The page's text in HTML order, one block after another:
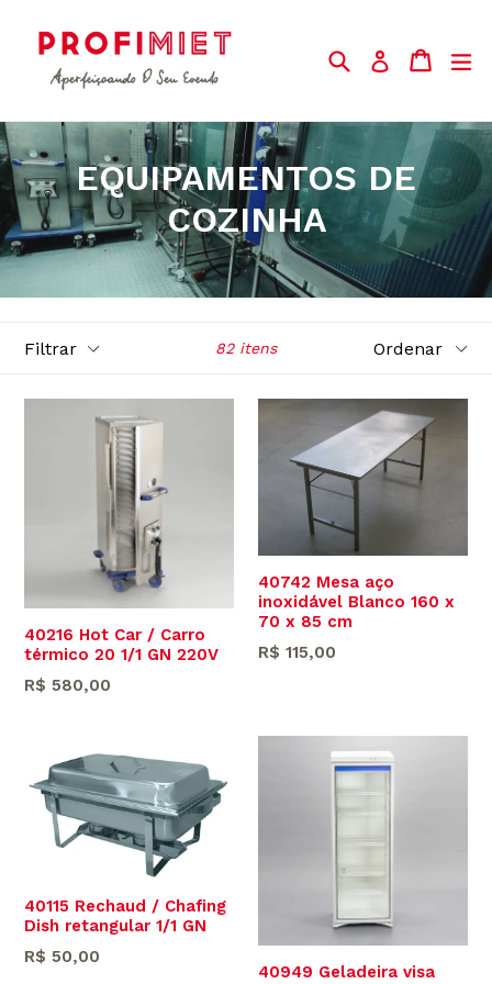
Conteúdo
BuscarEntrar
EQUIPAMENTOS DE
COZINHA
82 itens
40216 Hot Car / Carro
térmico 20 1/1 GN 220V
Preço
R$ 580,00
40742 Mesa aço
inoxidável Blanco 160 x
70 x 85 cm
Preço
R$ 115,00
40115 Rechaud / Chafing
Dish retangular 1/1 GN
Preço
R$ 50,00
40949 Geladeira visa